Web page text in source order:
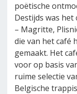
poëtische
Destijds was het
– Magritte,
die van het café
gemaakt. Het
voor op basis
ruime selectie
Belgische